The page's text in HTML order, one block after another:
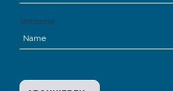
Vorname